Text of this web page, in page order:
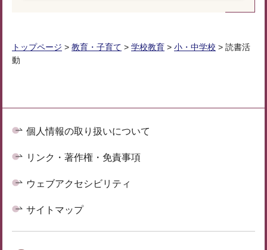
トップページ > 教育・子育て > 学校教育 > 小・中学校 > 読書活
動
個人情報の取り扱いについて
リンク・著作権・免責事項
ウェブアクセシビリティ
サイトマップ